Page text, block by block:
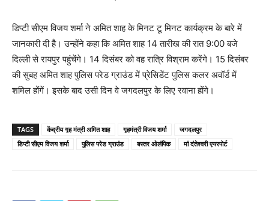
डिप्टी सीएम विजय शर्मा ने अमित शाह के मिनट टू मिनट कार्यक्रम के बारे में
जानकारी दी है। उन्होंने कहा कि अमित शाह 14 तारीख की रात 9:00 बजे
दिल्ली से रायपुर पहुंचेंगे। 14 दिसंबर को वह रात्रि विश्राम करेंगे। 15 दिसंबर
की सुबह अमित शाह पुलिस परेड ग्राउंड में प्रेसिडेंट पुलिस कलर अवॉर्ड में
शमिल होंगें। इसके बाद उसी दिन वे जगदलपुर के लिए रवाना होंगे।
TAGS केंद्रीय गृह मंत्री अमित शाह गृहमंत्री विजय शर्मा
जगदलपुर
डिप्‍टी सीएम विजय शर्मा
पुलिस परेड ग्राउंड बस्तर ओलंपिक मां दंतेश्वरी एयरपोर्ट